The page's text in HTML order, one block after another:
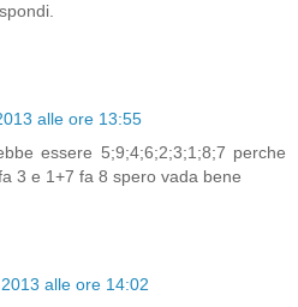
alle ore 13:55
essere 5;9;4;6;2;3;1;8;7 perche
3 e 1+7 fa 8 spero vada bene
alle ore 14:02